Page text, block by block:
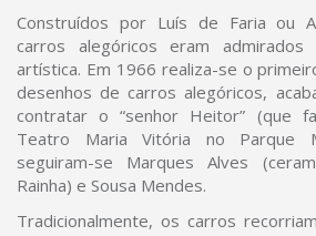
Construídos por Luís de Faria ou
carros alegóricos eram admirados
artística. Em 1966 realiza-se o
desenhos de carros alegóricos,
contratar o “senhor Heitor” (que
Teatro Maria Vitória no Parque
seguiram-se Marques Alves
Rainha) e Sousa Mendes.
Tradicionalmente, os carros